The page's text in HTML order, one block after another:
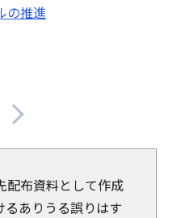
の推進
配布資料として作成
るありうる誤りはす